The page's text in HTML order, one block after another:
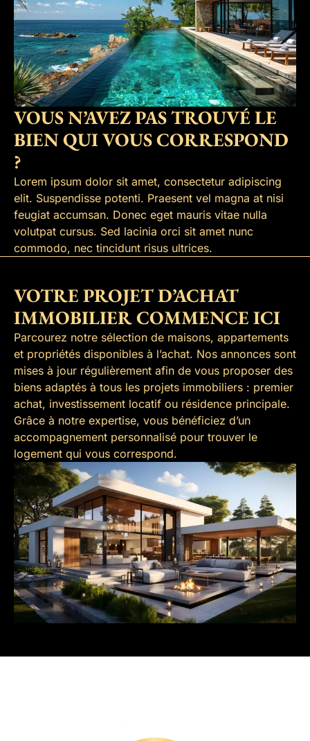
VOUS N’AVEZ PAS TROUVÉ LE
BIEN QUI VOUS CORRESPOND
?
Lorem ipsum dolor sit amet, consectetur adipiscing
elit. Suspendisse potenti. Praesent vel magna at nisi
feugiat accumsan. Donec eget mauris vitae nulla
volutpat cursus. Sed lacinia orci sit amet nunc
commodo, nec tincidunt risus ultrices.
VOTRE PROJET D’ACHAT
IMMOBILIER COMMENCE ICI
Parcourez notre sélection de maisons, appartements
et propriétés disponibles à l’achat. Nos annonces sont
mises à jour régulièrement afin de vous proposer des
biens adaptés à tous les projets immobiliers : premier
achat, investissement locatif ou résidence principale.
Grâce à notre expertise, vous bénéficiez d’un
accompagnement personnalisé pour trouver le
logement qui vous correspond.